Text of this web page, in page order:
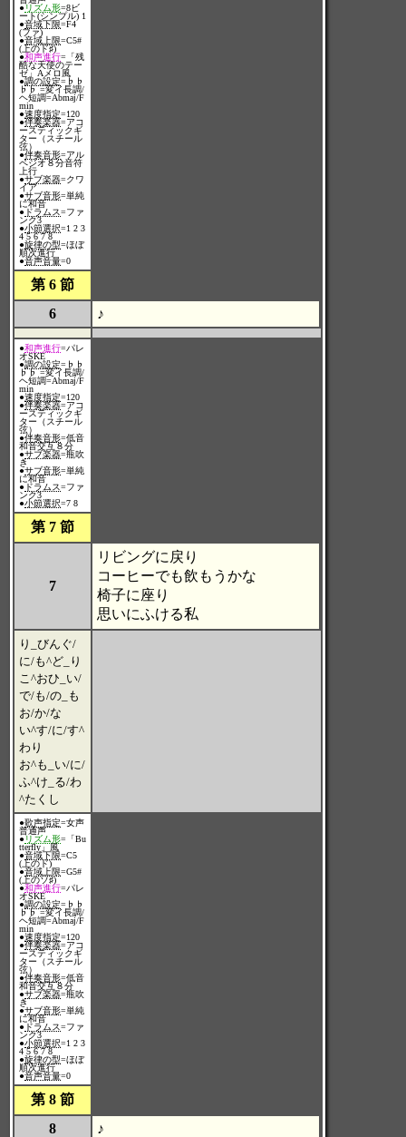
●リズム形=8ビ
ート(シンプル) 1
●音域下限=F4
(ファ)
●音域上限=C5#
(上のド♯)
●和声進行=「残
酷な天使のテー
ゼ」Aメロ風
●調の設定=♭♭
♭♭ =変イ長調/
ヘ短調=Abmaj/F
min
●速度指定=120
●伴奏楽器=アコ
ースティックギ
ター（スチール
弦）
●伴奏音形=アル
ペジオ８分音符
上行
●サブ楽器=クワ
イア
●サブ音形=単純
に和音
● ドラムス=ファ
ンク3
●小節選択=1 2 3
4 5 6 7 8
●旋律の型=ほぼ
順次進行
●音声音量=0
第 6 節
6
♪
●和声進行=パレ
オSKE
●調の設定=♭♭
♭♭ =変イ長調/
ヘ短調=Abmaj/F
min
●速度指定=120
●伴奏楽器=アコ
ースティックギ
ター（スチール
弦）
●伴奏音形=低音
和音交互８分
●サブ楽器=瓶吹
き
●サブ音形=単純
に和音
● ドラムス=ファ
ンク3
●小節選択=7 8
第 7 節
7
リビングに戻り
コーヒーでも飲もうかな
椅子に座り
思いにふける私
り_びんぐ/
に/も^ど_り
こ^おひ_い/
で/も/の_も
お/か/な
い^す/に/す^
わり
お^も_い/に/
ふ^け_る/わ
^たくし
●歌声指定=女声
普通声
●リズム形=「Bu
tterfly」風
●音域下限=C5
(上のド)
●音域上限=G5#
(上のソ♯)
●和声進行=パレ
オSKE
●調の設定=♭♭
♭♭ =変イ長調/
ヘ短調=Abmaj/F
min
●速度指定=120
●伴奏楽器=アコ
ースティックギ
ター（スチール
弦）
●伴奏音形=低音
和音交互８分
●サブ楽器=瓶吹
き
●サブ音形=単純
に和音
● ドラムス=ファ
ンク3
●小節選択=1 2 3
4 5 6 7 8
●旋律の型=ほぼ
順次進行
●音声音量=0
第 8 節
8
♪